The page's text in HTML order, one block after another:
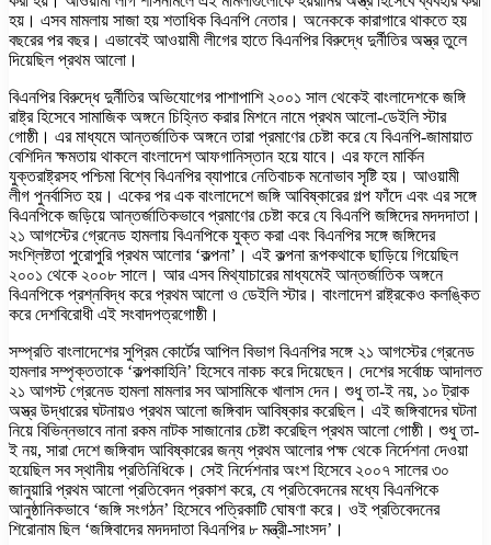
হয়। এসব মামলায় সাজা হয় শতাধিক বিএনপি নেতার। অনেককে কারাগারে থাকতে হয়
বছরের পর বছর। এভাবেই আওয়ামী লীগের হাতে বিএনপির বিরুদ্ধে দুর্নীতির অস্ত্র তুলে
দিয়েছিল প্রথম আলো।
বিএনপির বিরুদ্ধে দুর্নীতির অভিযোগের পাশাপাশি ২০০১ সাল থেকেই বাংলাদেশকে জঙ্গি
রাষ্ট্র হিসেবে সামাজিক অঙ্গনে চিহ্নিত করার মিশনে নামে প্রথম আলো-ডেইলি স্টার
গোষ্ঠী। এর মাধ্যমে আন্তর্জাতিক অঙ্গনে তারা প্রমাণের চেষ্টা করে যে বিএনপি-জামায়াত
বেশিদিন ক্ষমতায় থাকলে বাংলাদেশ আফগানিস্তান হয়ে যাবে। এর ফলে মার্কিন
যুক্তরাষ্ট্রসহ পশ্চিমা বিশ্বে বিএনপির ব্যাপারে নেতিবাচক মনোভাব সৃষ্টি হয়। আওয়ামী
লীগ পুনর্বাসিত হয়। একের পর এক বাংলাদেশে জঙ্গি আবিষ্কারের গল্প ফাঁদে এবং এর সঙ্গে
বিএনপিকে জড়িয়ে আন্তর্জাতিকভাবে প্রমাণের চেষ্টা করে যে বিএনপি জঙ্গিদের মদদদাতা।
২১ আগস্টের গ্রেনেড হামলায় বিএনপিকে যুক্ত করা এবং বিএনপির সঙ্গে জঙ্গিদের
সংশ্লিষ্টতা পুরোপুরি প্রথম আলোর ‘কল্পনা’। এই কল্পনা রূপকথাকে ছাড়িয়ে গিয়েছিল
২০০১ থেকে ২০০৮ সালে। আর এসব মিথ্যাচারের মাধ্যমেই আন্তর্জাতিক অঙ্গনে
বিএনপিকে প্রশ্নবিদ্ধ করে প্রথম আলো ও ডেইলি স্টার। বাংলাদেশ রাষ্ট্রকেও কলঙ্কিত
করে দেশবিরোধী এই সংবাদপত্রগোষ্ঠী।
সম্প্রতি বাংলাদেশের সুপ্রিম কোর্টের আপিল বিভাগ বিএনপির সঙ্গে ২১ আগস্টের গ্রেনেড
হামলার সম্পৃক্ততাকে ‘কল্পকাহিনি’ হিসেবে নাকচ করে দিয়েছেন। দেশের সর্বোচ্চ আদালত
২১ আগস্ট গ্রেনেড হামলা মামলার সব আসামিকে খালাস দেন। শুধু তা-ই নয়, ১০ ট্রাক
অস্ত্র উদ্ধারের ঘটনায়ও প্রথম আলো জঙ্গিবাদ আবিষ্কার করেছিল। এই জঙ্গিবাদের ঘটনা
নিয়ে বিভিন্নভাবে নানা রকম নাটক সাজানোর চেষ্টা করেছিল প্রথম আলো গোষ্ঠী। শুধু তা-
ই নয়, সারা দেশে জঙ্গিবাদ আবিষ্কারের জন্য প্রথম আলোর পক্ষ থেকে নির্দেশনা দেওয়া
হয়েছিল সব স্থানীয় প্রতিনিধিকে। সেই নির্দেশনার অংশ হিসেবে ২০০৭ সালের ৩০
জানুয়ারি প্রথম আলো প্রতিবেদন প্রকাশ করে, যে প্রতিবেদনের মধ্যে বিএনপিকে
আনুষ্ঠানিকভাবে ‘জঙ্গি সংগঠন’ হিসেবে পত্রিকাটি ঘোষণা করে। ওই প্রতিবেদনের
শিরোনাম ছিল ‘জঙ্গিবাদের মদদদাতা বিএনপির ৮ মন্ত্রী-সাংসদ’।